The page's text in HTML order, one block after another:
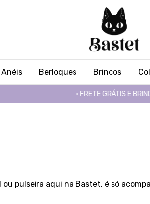
Anéis Berloques Brincos
• FRETE GRÁTIS E BRINDES NO
pulseira aqui na Bastet, é só